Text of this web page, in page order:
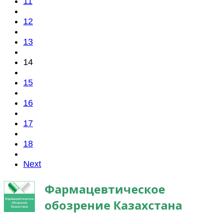
12
13
14
15
16
17
18
Next
Фармацевтическое
обозрение Казахстана